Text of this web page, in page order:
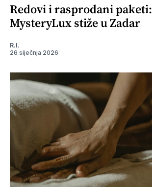
Redovi i rasprodani paketi:
MysteryLux stiže u Zadar
R.I.
26 siječnja 2026